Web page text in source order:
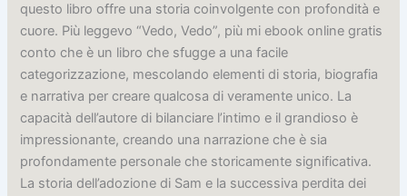
questo libro offre una storia coinvolgente con profondità e
cuore. Più leggevo “Vedo, Vedo”, più mi ebook online gratis
conto che è un libro che sfugge a una facile
categorizzazione, mescolando elementi di storia, biografia
e narrativa per creare qualcosa di veramente unico. La
capacità dell’autore di bilanciare l’intimo e il grandioso è
impressionante, creando una narrazione che è sia
profondamente personale che storicamente significativa.
La storia dell’adozione di Sam e la successiva perdita dei